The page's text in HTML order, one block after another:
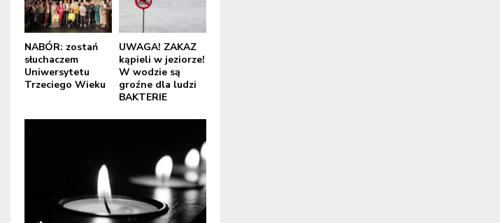
NABÓR: zostań
słuchaczem
Uniwersytetu
Trzeciego Wieku
UWAGA! ZAKAZ
kąpieli w jeziorze!
W wodzie są
groźne dla ludzi
BAKTERIE